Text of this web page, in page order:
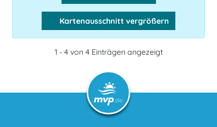
Kartenausschnitt vergrößern
1 - 4 von 4 Einträgen angezeigt